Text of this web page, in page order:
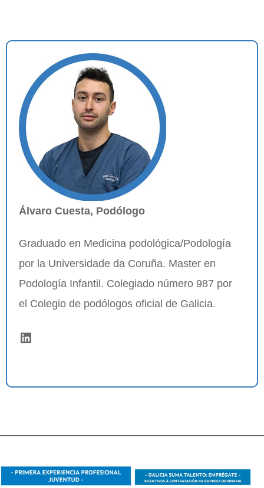
Álvaro Cuesta, Podólogo
Graduado en Medicina podológica/Podología
por la Universidade da Coruña. Master en
Podología Infantil. Colegiado número 987 por
el Colegio de podólogos oficial de Galicia.
LinkedIn